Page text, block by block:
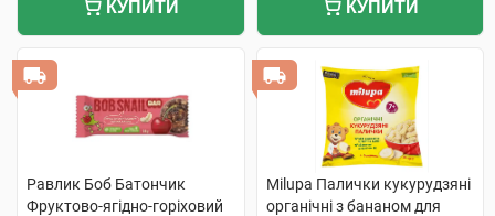
КУПИТИ КУПИТИ
Равлик Боб Батончик
Фруктово-ягідно-горіховий
Milupa Палички кукурудзяні
органічні з бананом для